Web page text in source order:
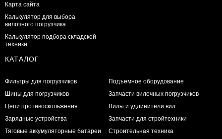
Карта сайта
Калькулятор для выбора
вилочного погрузчика
Калькулятор подбора складской
техники
КАТАЛОГ
Фильтры для погрузчиков
Шины для погрузчиков
Цепи противоскольжения
Зарядные устройства
Тяговые аккумуляторные батареи
Подъемное оборудование
Запчасти вилочных погрузчиков
Вилы и удлинители вил
Запчасти для стройтехники
Строительная техника